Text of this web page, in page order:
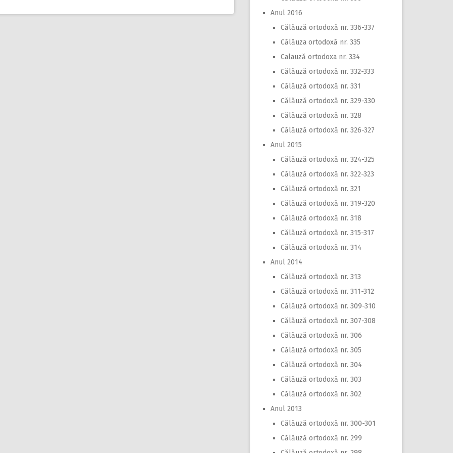
Anul 2016
Călăuză ortodoxă nr. 336-337
Călăuza ortodoxă nr. 335
Calauză ortodoxa nr. 334
Călăuză ortodoxă nr. 332-333
Călăuză ortodoxă nr. 331
Călăuză ortodoxă nr. 329-330
Călăuză ortodoxă nr. 328
Călăuză ortodoxă nr. 326-327
Anul 2015
Călăuză ortodoxă nr. 324-325
Călăuză ortodoxă nr. 322-323
Călăuză ortodoxă nr. 321
Călăuză ortodoxă nr. 319-320
Călăuză ortodoxă nr. 318
Călăuză ortodoxă nr. 315-317
Călăuză ortodoxă nr. 314
Anul 2014
Călăuză ortodoxă nr. 313
Călăuză ortodoxă nr. 311-312
Călăuză ortodoxă nr. 309-310
Călăuză ortodoxă nr. 307-308
Călăuză ortodoxă nr. 306
Călăuză ortodoxă nr. 305
Călăuză ortodoxă nr. 304
Călăuză ortodoxă nr. 303
Călăuză ortodoxă nr. 302
Anul 2013
Călăuză ortodoxă nr. 300-301
Călăuză ortodoxă nr. 299